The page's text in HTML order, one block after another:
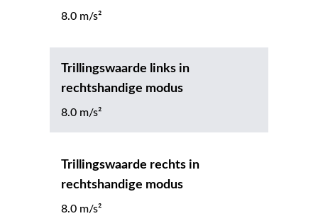
8.0 m/s²
Trillingswaarde links in
rechtshandige modus
8.0 m/s²
Trillingswaarde rechts in
rechtshandige modus
8.0 m/s²